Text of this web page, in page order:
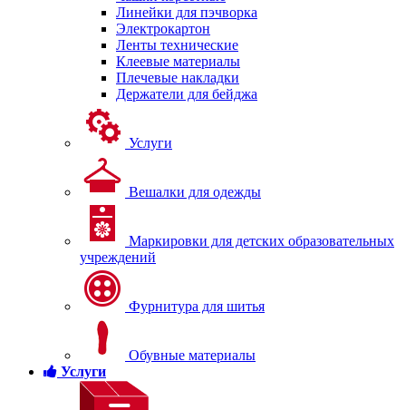
Линейки для пэчворка
Электрокартон
Ленты технические
Клеевые материалы
Плечевые накладки
Держатели для бейджа
Услуги
Вешалки для одежды
Маркировки для детских образовательных
учреждений
Фурнитура для шитья
Обувные материалы
Услуги